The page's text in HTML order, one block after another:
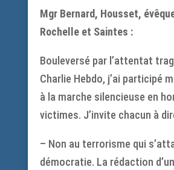
Mgr Bernard, Housset,
Rochelle et Saintes :
Bouleversé par l’attentat
Charlie Hebdo, j’ai participé
à la marche silencieuse en
victimes. J’invite chacun à
– Non au terrorisme qui
démocratie. La rédaction